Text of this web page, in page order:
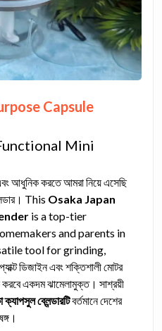
Capsule
Mini
আধুনিক করতে আমরা নিয়ে এসেছি
This Osaka Japan
is a top-tier
and parents in
tool for grinding,
ডিজাইন এবং শক্তিশালী মোটর
করবে একদম ঝামেলামুক্ত। সাশ্রয়ী
ক্যাপসুল ব্লেন্ডারটিবর্তমানে দেশের